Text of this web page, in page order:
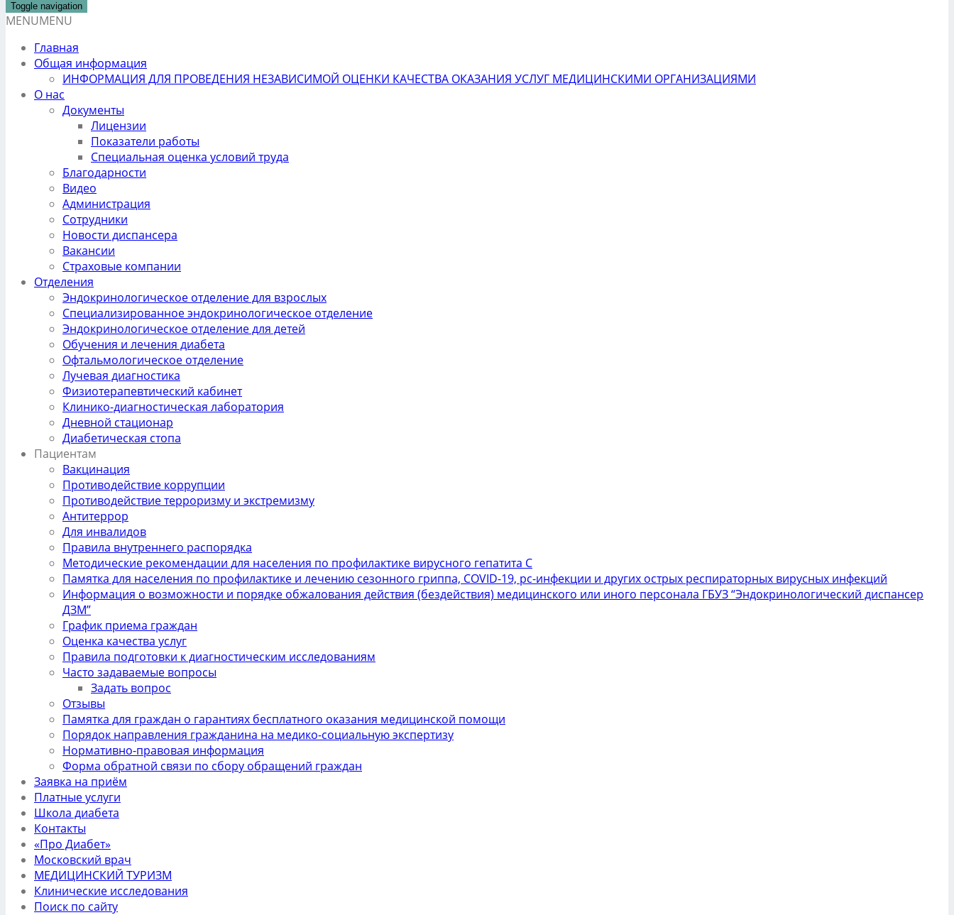
Toggle navigation
MENUMENU
Главная
Общая информация
ИНФОРМАЦИЯ ДЛЯ ПРОВЕДЕНИЯ НЕЗАВИСИМОЙ ОЦЕНКИ КАЧЕСТВА ОКАЗАНИЯ УСЛУГ МЕДИЦИНСКИМИ ОРГАНИЗАЦИЯМИ
О нас
Документы
Лицензии
Показатели работы
Специальная оценка условий труда
Благодарности
Видео
Администрация
Сотрудники
Новости диспансера
Вакансии
Страховые компании
Отделения
Эндокринологическое отделение для взрослых
Специализированное эндокринологическое отделение
Эндокринологическое отделение для детей
Обучения и лечения диабета
Офтальмологическое отделение
Лучевая диагностика
Физиотерапевтический кабинет
Клинико-диагностическая лаборатория
Дневной стационар
Диабетическая стопа
Пациентам
Вакцинация
Противодействие коррупции
Противодействие терроризму и экстремизму
Антитеррор
Для инвалидов
Правила внутреннего распорядка
Методические рекомендации для населения по профилактике вирусного гепатита С
Памятка для населения по профилактике и лечению сезонного гриппа, COVID-19, рс-инфекции и других острых респираторных вирусных инфекций
Информация о возможности и порядке обжалования действия (бездействия) медицинского или иного персонала ГБУЗ “Эндокринологический диспансер
ДЗМ”
График приема граждан
Оценка качества услуг
Правила подготовки к диагностическим исследованиям
Часто задаваемые вопросы
Задать вопрос
Отзывы
Памятка для граждан о гарантиях бесплатного оказания медицинской помощи
Порядок направления гражданина на медико-социальную экспертизу
Нормативно-правовая информация
Форма обратной связи по сбору обращений граждан
Заявка на приём
Платные услуги
Школа диабета
Контакты
«Про Диабет»
Московский врач
МЕДИЦИНСКИЙ ТУРИЗМ
Клинические исследования
Поиск по сайту